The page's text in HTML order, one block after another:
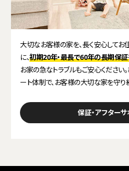
大切なお客様の家を、長く安心してお
に、初期20年・最長で60年の長期保
お家の急なトラブルもご安心ください
ート体制で、お客様の大切な家を守り
保証・アフター